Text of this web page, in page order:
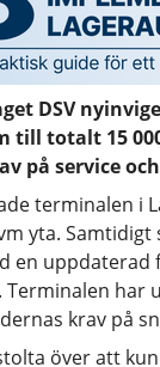
DSV
till totalt 15
på service
terminalen i
yta.
en
Terminalen
krav på
över att